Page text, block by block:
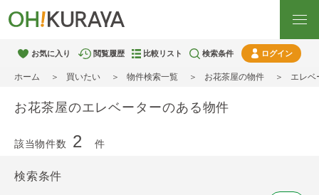
お気に入り 閲覧履歴 比較リスト 検索条件 ログイン
ホーム 買いたい 物件検索一覧 お花茶屋の物件 エレベ
お花茶屋のエレベーターのある物件
該当物件数 2 件
検索条件